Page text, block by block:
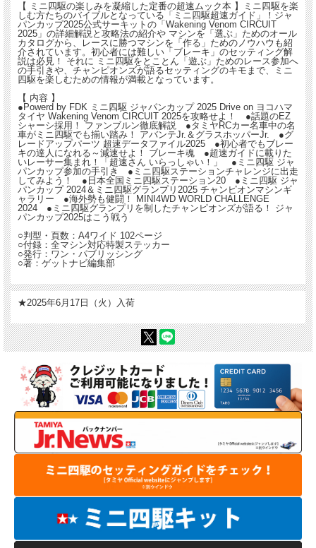
【 ミニ四駆の楽しみを凝縮した定番の超速ムック本 】ミニ四駆を楽
しむ方たちのバイブルとなっている「ミニ四駆超速ガイド」！ジャ
パンカップ2025公式サーキットの「Wakening Venom CIRCUIT
2025」の詳細解説と攻略法の紹介や マシンを「選ぶ」ためのオール
カタログから、レースに勝つマシンを「作る」ためのノウハウも紹
介されています。初心者には難しい「ブレーキ」のセッティング解
説は必見！ それに ミニ四駆をとことん「遊ぶ」ためのレース参加へ
の手引きや、チャンピオンズが語るセッティングのキモまで、ミニ
四駆を楽しむための情報が満載となっています。
【 内容 】
●Powerd by FDK ミニ四駆 ジャパンカップ 2025 Drive on ヨコハマ
タイヤ Wakening Venom CIRCUIT 2025を攻略せよ！ ●話題のEZ
シャーシ採用！ ファンブルン徹底解説 ●タミヤRCカー名車中の名
車がミニ四駆でも揃い踏み！ アバンテJr.＆グラスホッパーJr. ●グ
レードアップパーツ 超速データファイル2025 ●初心者でもブレー
キの達人になれる～減速せよ！ ブレーキ魂 ●超速ガイドに載りた
いレーサー集まれ！「超速さん いらっしゃい！」 ●ミニ四駆 ジャ
パンカップ参加の手引き ●ミニ四駆ステーションチャレンジに出走
してみよう！ ●日本全国ミニ四駆ステーション20 ●ミニ四駆 ジャ
パンカップ 2024＆ミニ四駆グランプリ2025 チャンピオンマシンギ
ャラリー ●海外勢も健闘！ MINI4WD WORLD CHALLENGE
2024 ●ミニ四駆グランプリを制したチャンピオンズが語る！ ジャ
パンカップ2025はこう戦う
○判型・頁数：A4ワイド 102ページ
○付録：全マシン対応特製ステッカー
○発行：ワン・パブリッシング
○著：ゲットナビ編集部
★2025年6月17日（火）入荷